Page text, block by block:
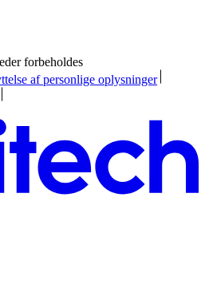
forbeholdes
af personlige oplysninger